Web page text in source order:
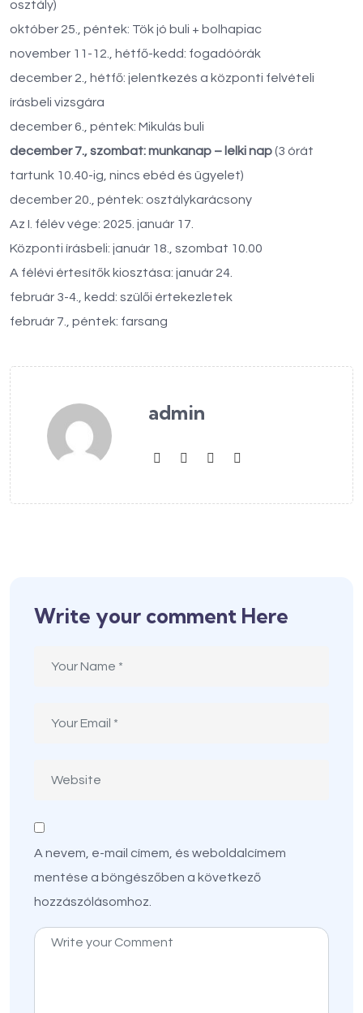
osztály)
október 25., péntek: Tök jó buli + bolhapiac
november 11-12., hétfő-kedd: fogadóórák
december 2., hétfő: jelentkezés a központi felvételi
írásbeli vizsgára
december 6., péntek: Mikulás buli
december 7., szombat: munkanap – lelki nap(3 órát
tartunk 10.40-ig, nincs ebéd és ügyelet)
december 20., péntek: osztálykarácsony
Az I. félév vége: 2025. január 17.
Központi írásbeli: január 18., szombat 10.00
A félévi értesítők kiosztása: január 24.
február 3-4., kedd: szülői értekezletek
február 7., péntek: farsang
admin
Write your comment Here
A nevem, e-mail címem, és weboldalcímem
mentése a böngészőben a következő
hozzászólásomhoz.